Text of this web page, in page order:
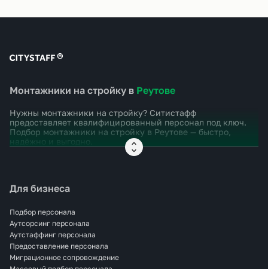
Монтажники на стройку в Реутове
Нужны монтажники на стройку? Ситистафф
предоставляет квалифицированный персонал под ключ.
Подбор монтажники на стройку в Реутове — быстро,
надёжно и выгодно.
Для бизнеса
Подбор персонала
Аутсорсинг персонала
Аутстаффинг персонала
Предоставление персонала
Миграционное сопровождение